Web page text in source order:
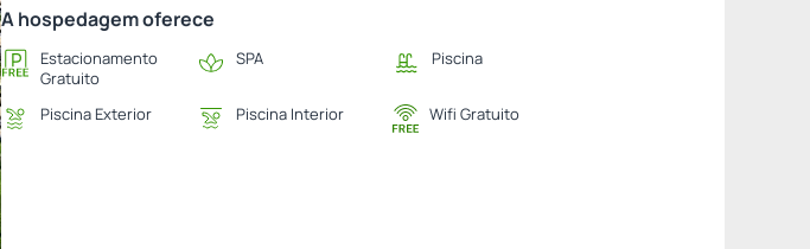
A hospedagem oferece
Estacionamento
Gratuito
SPA Piscina
Piscina Exterior Piscina Interior Wifi Gratuito